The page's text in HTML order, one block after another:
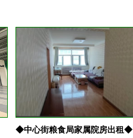
◆中心街粮食局家属院房出租◆